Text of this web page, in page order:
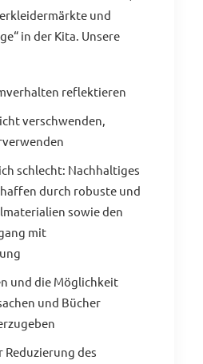
und
in der Kita. Unsere
reflektieren
verschwenden,
schlecht: Nachhaltiges
durch robuste und
sowie den
mit
und die Möglichkeit
und Bücher
Reduzierung des